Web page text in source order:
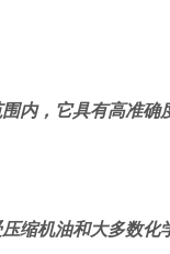
内，它具有高准确
缩机油和大多数化